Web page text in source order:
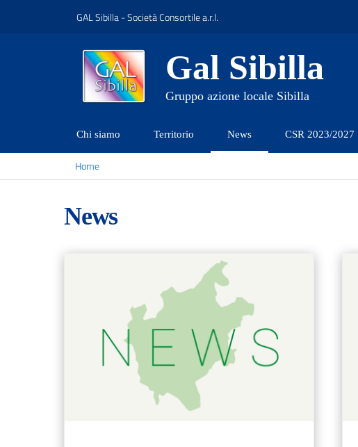
GAL Sibilla - Società Consortile a.r.l.
Gal Sibilla
Gruppo azione locale Sibilla
Chi siamo Territorio News CSR 2023/2027
Home
News